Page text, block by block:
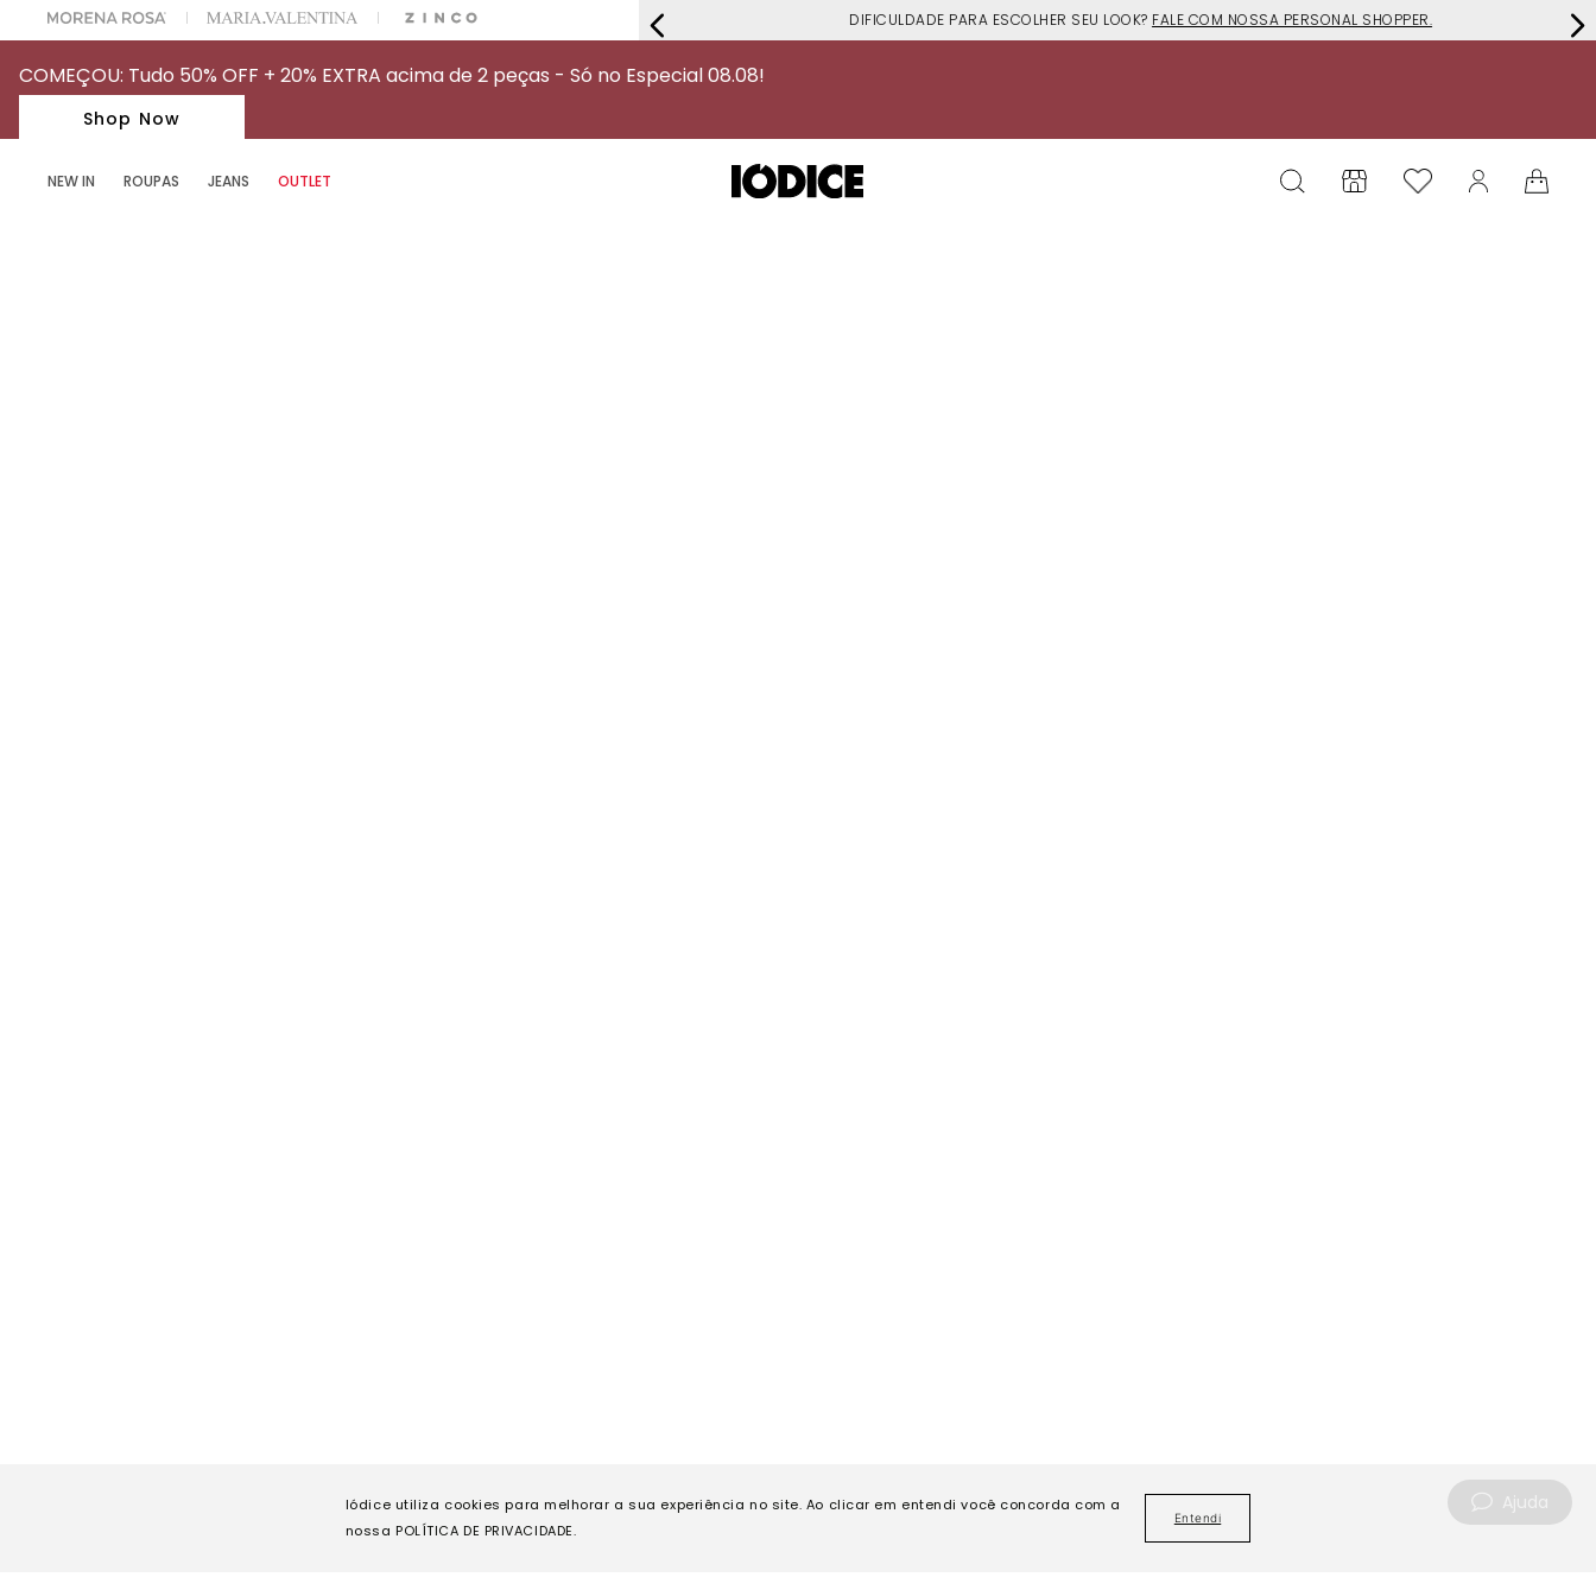
Iódice utiliza cookies para melhorar a sua experiência no site. Ao clicar em entendi você concorda com a
nossa POLÍTICA DE PRIVACIDADE.
Entendi
Ajuda
NA SUA 1° COMPRA USANDO O CUPOM: MYFIRSTIOD DIFICULDADE PARA ESCOLHER SEU LOOK?FALE COM NOSSA PERSONAL SHOPPER.
COMEÇOU: Tudo 50% OFF + 20% EXTRA acima de 2 peças - Só no Especial 08.08!
Shop Now
NEW IN ROUPAS JEANS OUTLET